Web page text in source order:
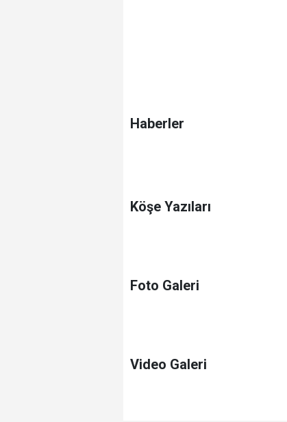
Haberler
Köşe Yazıları
Foto Galeri
Video Galeri